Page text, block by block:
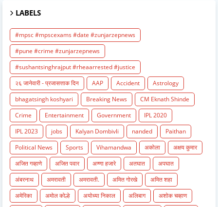
LABELS
#mpsc #mpscexams #date #zunjarzepnews
#pune #crime #zunjarzepnews
#sushantsinghrajput #rheaarrested #justice
२६ जानेवारी - प्रजासत्ताक दिन
AAP Accident
Astrology
bhagatsingh koshyari
Breaking News
CM Eknath Shinde
Crime
Entertainment Government
IPL 2020
IPL 2023
jobs Kalyan Dombivli nanded
Paithan
Political News
Sports Vihamandwa अकोला
अक्षय कुमार
अजित गव्हाणे
अजित पवार अण्णा हजारे अतघात
अपघात
अंबरनाथ
अमरावती अमरावती. अमित गोरखे
अमित शहा
अमेरिका
अमोल कोल्हे अयोध्या निकाल अलिबाग
अशोक चव्हाण